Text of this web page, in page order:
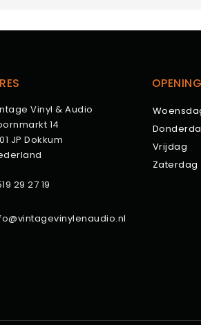
Vinyl & Audio
14
JP Dokkum
29 27 19
Vrijdag
Zaterdag